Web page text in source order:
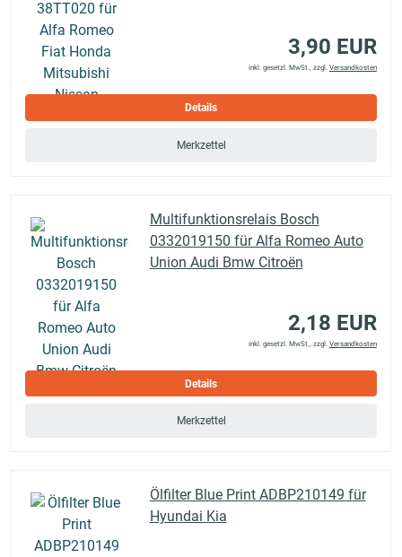
3,90 EUR
inkl. gesetzl. MwSt., zzgl. Versandkosten
Details
Merkzettel
Multifunktionsrelais Bosch
0332019150 für Alfa Romeo Auto
Union Audi Bmw Citroën
2,18 EUR
inkl. gesetzl. MwSt., zzgl. Versandkosten
Details
Merkzettel
Ölfilter Blue Print ADBP210149 für
Hyundai Kia